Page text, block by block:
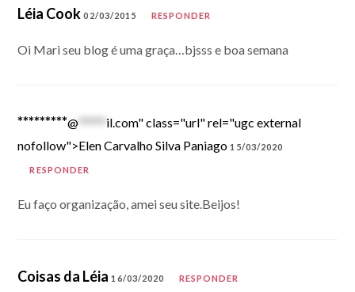
Léia Cook 02/03/2015 RESPONDER
Oi Mari seu blog é uma graça…bjsss e boa semana
*********@ ***** il.com" class="url" rel="ugc external
nofollow">Elen Carvalho Silva Paniago 15/03/2020
RESPONDER
Eu faço organização, amei seu site.Beijos!
Coisas da Léia 16/03/2020 RESPONDER